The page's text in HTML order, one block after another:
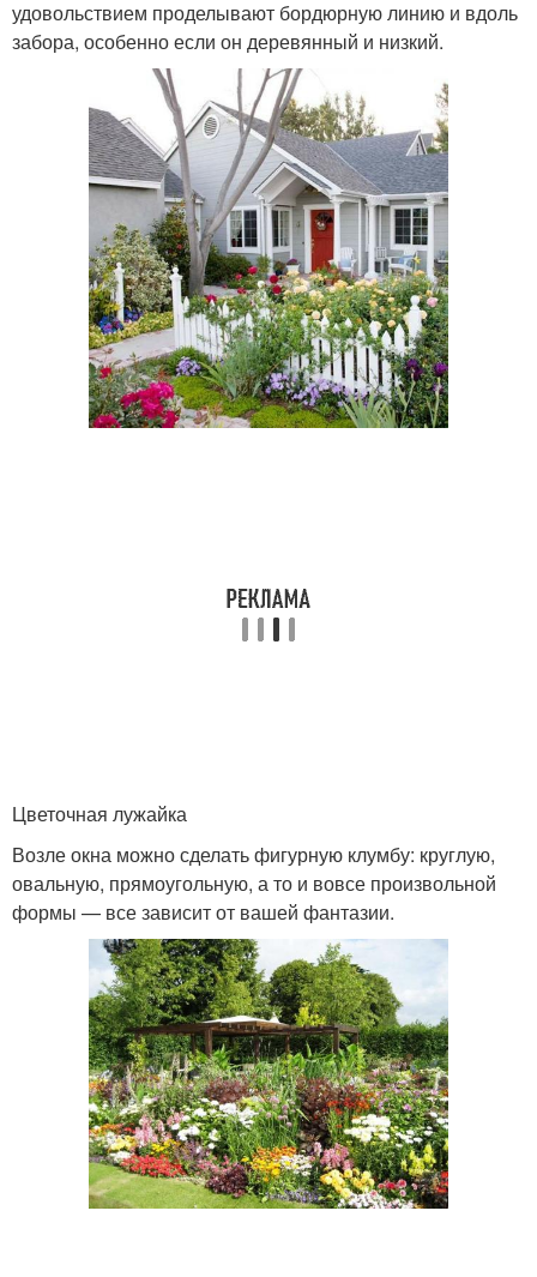
удовольствием проделывают бордюрную линию и вдоль
забора, особенно если он деревянный и низкий.
Цветочная лужайка
Возле окна можно сделать фигурную клумбу: круглую,
овальную, прямоугольную, а то и вовсе произвольной
формы — все зависит от вашей фантазии.